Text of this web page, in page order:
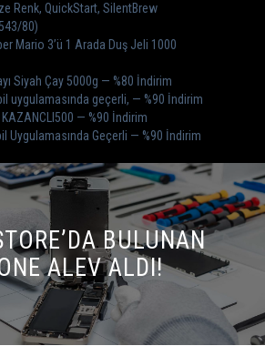
Renk, QuickStart, SilentBrew
80)
Mario 3’ü 1 Arada Duş Jeli 1000
Siyah Çay 5000g — %80 İndirim
uygulamasında geçerli, — %90 İndirim
— %90 İndirim
Uygulamasında Geçerli — %90 İndirim
BULUNAN
ALEV ALDI!